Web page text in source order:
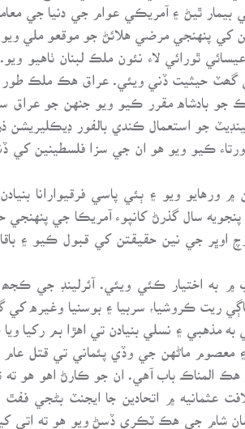
بيمار ٿيڻ ۽ آمريڪي عوام جي دنيا جي
کي پنهنجي مرضي هلائڻ جو موقعو
ٿورائي لاء نئون ملڪ لبنان ٺاهيو
گھٽ حيثيت ڏني ويئي. عراق هڪ ملڪ
جو بادشاه مقرر ڪيو ويو جنهن جو
ڪيو ويو هو ان جي سزا فلسطينين
ويو ۽ ٻئي پاسي فرقيوارانا
پنجويه سال گذرڻ کانپوء آمريڪا جي
اوڀر جي نين حقيقتن کي قبول ڪيو ۽
۾ ‏به اختيار ڪئي ويئي. آئرلينڊ جي
ساڳي ريت ڪروشيا، سربيا ۽ بوسنيا
به مذهبي ۽ نسلي بنيادن تي اهڙا بم رکيا
۽ معصوم ماڻهن جي وڏي پئماني تي قتل
هڪ المناڪ باب آهي. ان جو ڪارڻ اهو هو
عثمانيه ۾ اتحادين جا ايجنٽ بڻجي
جي هڪ ٽڪري ڏسڻ ويو هو ته اتي کين